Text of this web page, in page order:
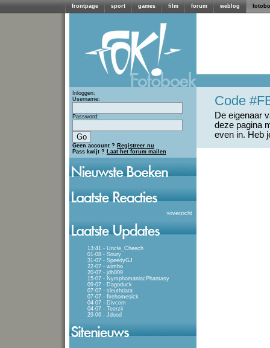
frontpage sport games film forum weblog
Inloggen:
Username:
Password:
Geen account ? Registreer nu
Pass kwijt ? Laat het forum mailen
»overzicht
13:41 - Uncle_Cheech
01-08 - Soury
31-07 - SpeedyGJ
22-07 - wimbo
20-07 - jdh009
15-07 - NymphomaniacPhantasy
09-07 - Dagoduck
07-07 - sleuthtiara
07-07 - firehomesick
04-07 - Divcom
04-07 - Teerzii
29-06 - Jdood
Code
De eigenaar
deze pagina
even in. Heb